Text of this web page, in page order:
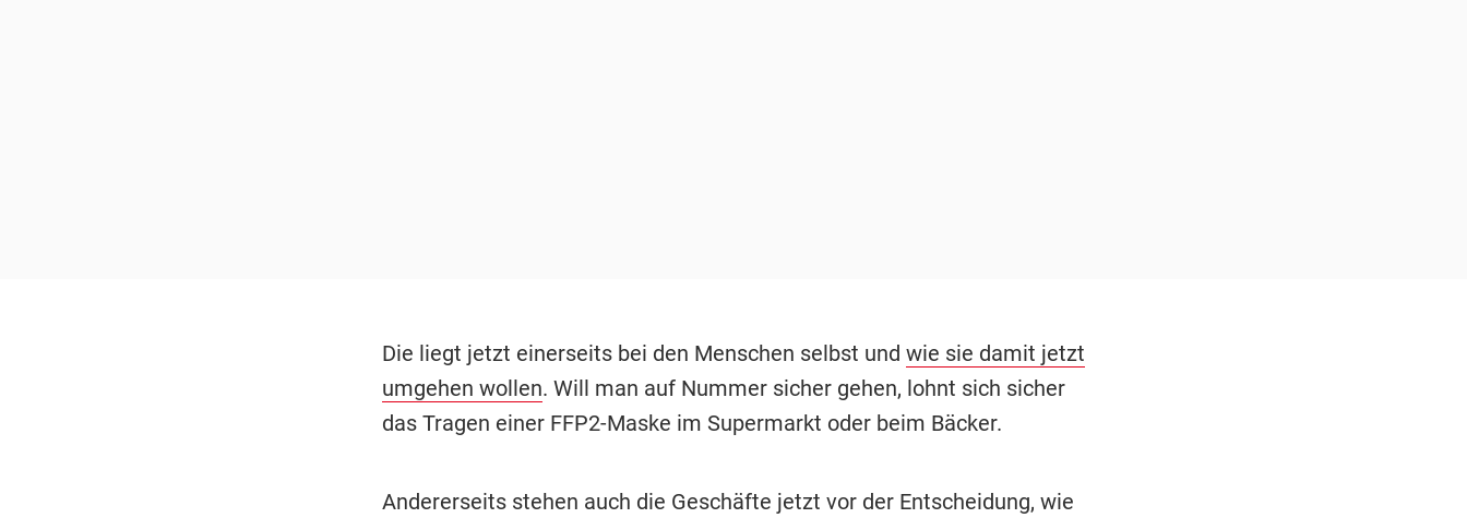
Die liegt jetzt einerseits bei den Menschen selbst und wie sie damit jetzt
umgehen wollen. Will man auf Nummer sicher gehen, lohnt sich sicher
das Tragen einer FFP2-Maske im Supermarkt oder beim Bäcker.
Andererseits stehen auch die Geschäfte jetzt vor der Entscheidung, wie